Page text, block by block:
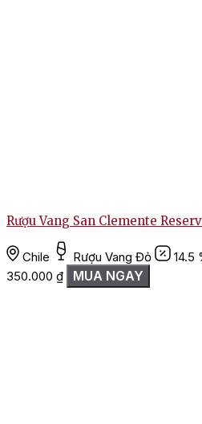
Rượu Vang San Clemente
Chile Rượu Vang Đỏ
14.5
350.000 ₫ MUA NGAY